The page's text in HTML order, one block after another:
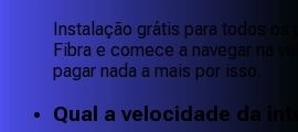
Instalação grátis para todos os
Fibra e comece a navegar na
pagar nada a mais por isso.
Qual a velocidade da